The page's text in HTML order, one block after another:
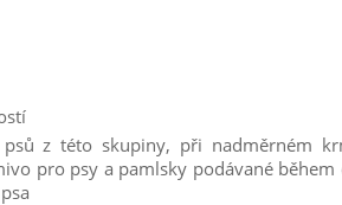
z této skupiny, při nadměrném
pro psy a pamlsky podávané během